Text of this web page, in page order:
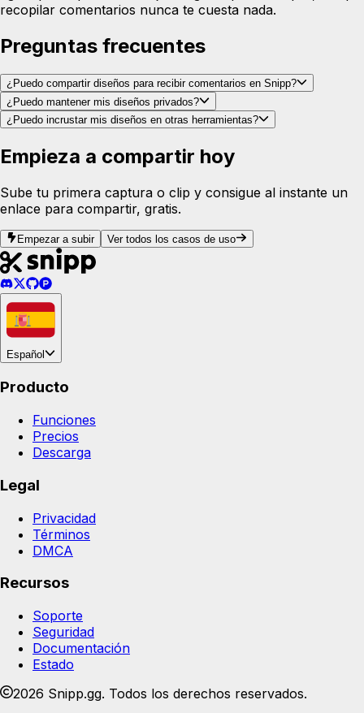
recopilar comentarios nunca te cuesta nada.
Preguntas frecuentes
¿Puedo compartir diseños para recibir comentarios en Snipp?
¿Puedo mantener mis diseños privados?
¿Puedo incrustar mis diseños en otras herramientas?
Empieza a compartir hoy
Sube tu primera captura o clip y consigue al instante un
enlace para compartir, gratis.
Empezar a subir Ver todos los casos de uso
Español
Producto
Funciones
Precios
Descarga
Legal
Privacidad
Términos
DMCA
Recursos
Soporte
Seguridad
Documentación
Estado
2026 Snipp.gg. Todos los derechos reservados.